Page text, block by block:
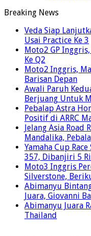
Breaking News
Veda Siap
Usai Practice Ke 3
Moto2 GP
Ke Q2
Moto2 Inggris,
Barisan Depan
Awali Paruh
Berjuang Untuk
Pebalap Astra
Positif di ARRC
Jelang Asia Road
Mandalika,
Yamaha Cup
357, Dibanjiri 5
Moto3 Inggris
Silverstone,
Abimanyu
Juara, Giovanni
Abimanyu Juara
Thailand